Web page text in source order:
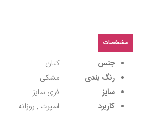
مشخصات
جنس
کتان
رنگ بندی
مشکی
سایز
فری سایز
کاربرد
اسپرت , روزانه